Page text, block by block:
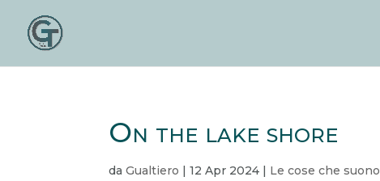
On the lake shore
daGualtiero |12 Apr 2024 | Le cose che suono